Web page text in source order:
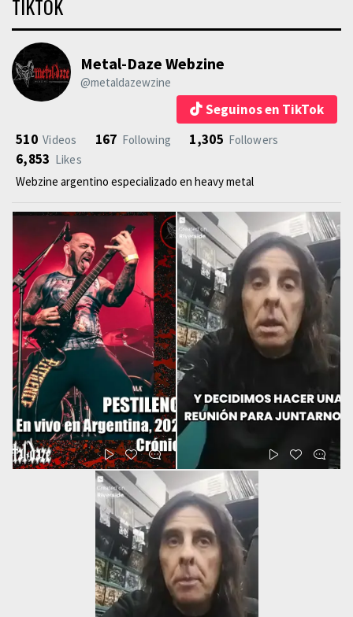
TIKTOK
Metal-Daze Webzine
@metaldazewzine
Seguinos en TikTok
510 Videos 167 Following 1,305 Followers
6,853 Likes
Webzine argentino especializado en heavy metal